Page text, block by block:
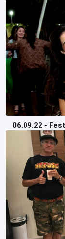
06.09.22 -